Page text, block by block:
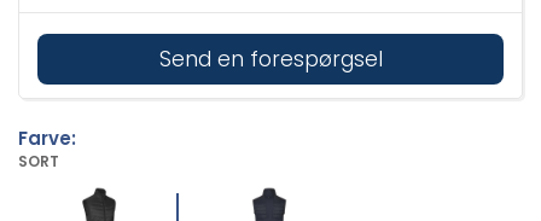
Send en forespørgsel
Farve:
SORT